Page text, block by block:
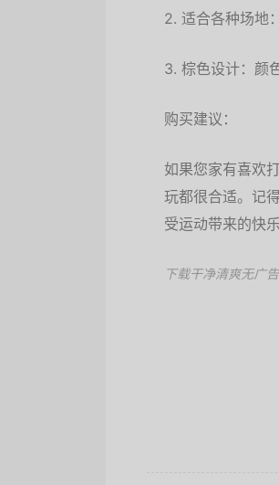
2. 适合各种场地
3. 棕色设计：颜
购买建议：
如果您家有喜欢
玩都很合适。记
受运动带来的快
下载干净清爽无广